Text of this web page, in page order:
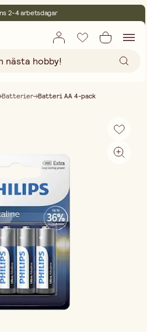
2-4 arbetsdagar
vid köp över 499:-
Batterier Batteri AA 4-pack